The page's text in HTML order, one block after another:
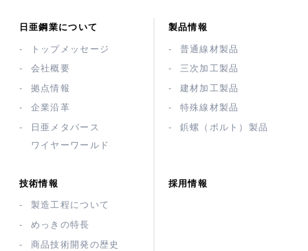
日亜鋼業について
トップメッセージ
会社概要
拠点情報
企業沿革
日亜メタバース
ワイヤーワールド
製品情報
普通線材製品
三次加工製品
建材加工製品
特殊線材製品
鋲螺（ボルト）製品
技術情報
製造工程について
めっきの特長
商品技術開発の歴史
採用情報